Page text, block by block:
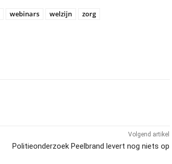
webinars welzijn zorg
Volgend artikel
Politieonderzoek Peelbrand levert nog niets op